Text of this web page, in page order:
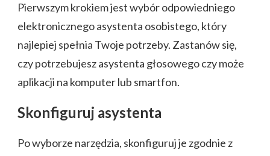
Pierwszym krokiem jest wybór odpowiedniego
elektronicznego asystenta osobistego, który
najlepiej spełnia Twoje potrzeby. Zastanów się,
czy potrzebujesz asystenta głosowego czy może
aplikacji na komputer lub smartfon.
Skonfiguruj asystenta
Po wyborze narzędzia, skonfiguruj je zgodnie z